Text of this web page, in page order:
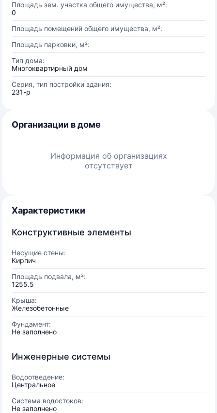
Площадь зем. участка общего имущества, м²:
0
Площадь помещений общего имущества, м²:
Площадь парковки, м²:
Тип дома:
Многоквартирный дом
Серия, тип постройки здания:
231-р
Организации в доме
Информация об организациях
отсутствует
Характеристики
Конструктивные элементы
Несущие стены:
Кирпич
Площадь подвала, м²:
1255.5
Крыша:
Железобетонные
Фундамент:
Не заполнено
Инженерные системы
Водоотведение:
Центральное
Система водостоков:
Не заполнено